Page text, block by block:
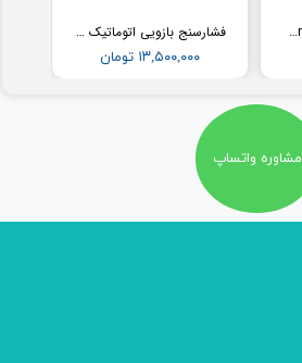
فشارسنج بازویی اتوماتیک با کاف پهن امرن (OMRON) مدل M3
۱۳,۵۰۰,۰۰۰ تومان
فشارسنج مچی امرن (Omron) مدل RS2
مشاوره واتساپ